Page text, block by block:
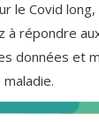
le Covid long,
à répondre
données et